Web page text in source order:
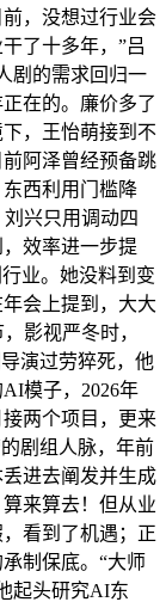
，没想过行业会
了十多年，”吕
剧的需求回归一
在的。廉价多了
，王怡萌接到不
阿泽曾经预备跳
西利用门槛降
兴只用调动四
效率进一步提
业。她没料到变
会上提到，大大
影视严冬时，
演过劳猝死，他
模子，2026年
两个项目，更来
剧组人脉，年前
进去阐发并生成
来算去！但从业
看到了机遇；正
制保底。“大师
起头研究AI东